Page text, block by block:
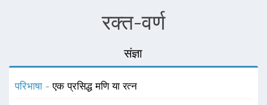
रक्त-वर्ण
संज्ञा
परिभाषा -एक प्रसिद्ध मणि या रत्न